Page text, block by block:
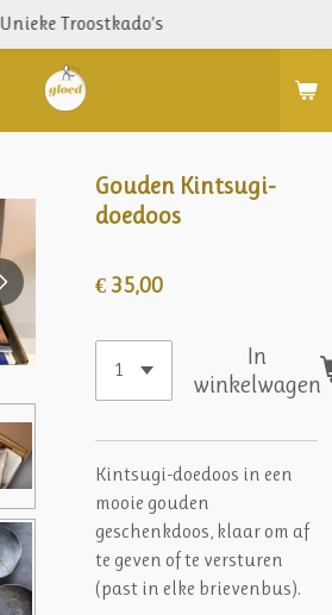
Unieke Troostkado’s
Gouden Kintsugi-
doedoos
€ 35,00
In
winkelwagen
Kintsugi-doedoos in een
mooie gouden
geschenkdoos, klaar om af
te geven of te versturen
(past in elke brievenbus).